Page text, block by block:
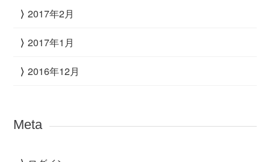
2017年2月
2017年1月
2016年12月
Meta